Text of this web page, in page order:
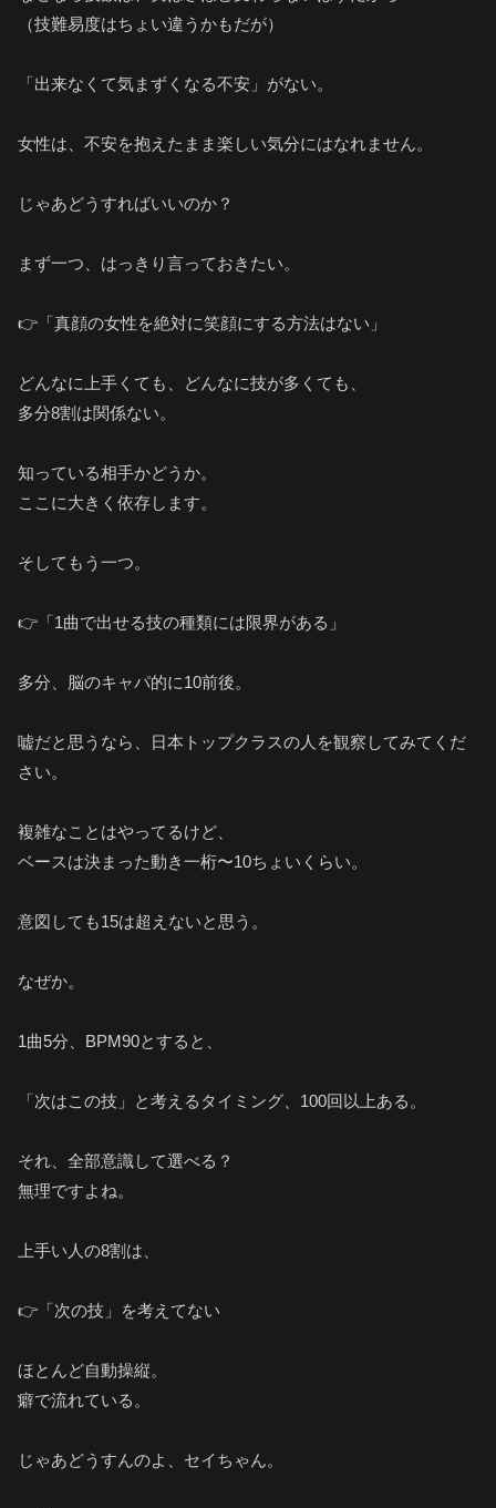
（技難易度はちょい違うかもだが）
「出来なくて気まずくなる不安」がない。
女性は、不安を抱えたまま楽しい気分にはなれません。
じゃあどうすればいいのか？
まず一つ、はっきり言っておきたい。
👉「真顔の女性を絶対に笑顔にする方法はない」
どんなに上手くても、どんなに技が多くても、
多分8割は関係ない。
知っている相手かどうか。
ここに大きく依存します。
そしてもう一つ。
👉「1曲で出せる技の種類には限界がある」
多分、脳のキャパ的に10前後。
嘘だと思うなら、日本トップクラスの人を観察してみてくだ
さい。
複雑なことはやってるけど、
ベースは決まった動き一桁〜10ちょいくらい。
意図しても15は超えないと思う。
なぜか。
1曲5分、BPM90とすると、
「次はこの技」と考えるタイミング、100回以上ある。
それ、全部意識して選べる？
無理ですよね。
上手い人の8割は、
👉「次の技」を考えてない
ほとんど自動操縦。
癖で流れている。
じゃあどうすんのよ、セイちゃん。